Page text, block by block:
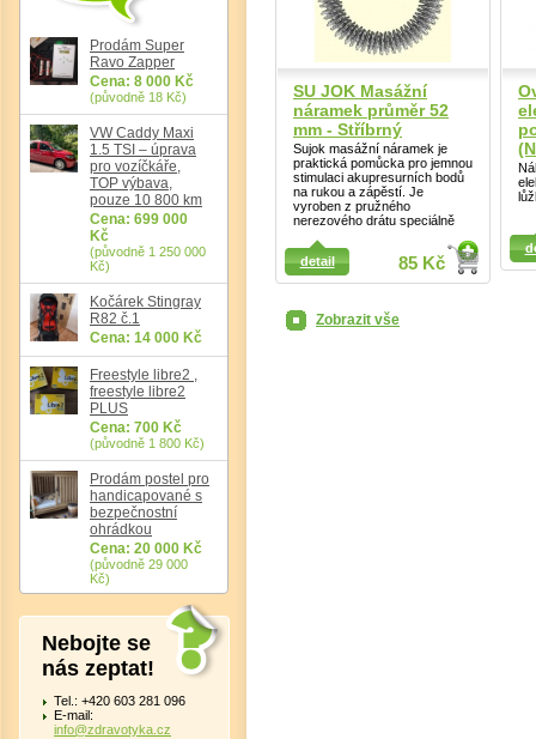
Prodám Super
Ravo Zapper
Cena: 8 000 Kč
(původně 18 Kč)
VW Caddy Maxi
1.5 TSI – úprava
pro vozíčkáře,
TOP výbava,
pouze 10 800 km
Cena: 699 000
Kč
(původně 1 250 000
Kč)
Kočárek Stingray
R82 č.1
Cena: 14 000 Kč
Freestyle libre2 ,
freestyle libre2
PLUS
Cena: 700 Kč
(původně 1 800 Kč)
Prodám postel pro
handicapované s
bezpečnostní
ohrádkou
Cena: 20 000 Kč
(původně 29 000
Kč)
Nebojte se
nás zeptat!
Tel.: +420 603 281 096
E-mail:
info@zdravotyka.cz
SU JOK Masážní
náramek průměr 52
mm - Stříbrný
Sujok masážní náramek je
praktická pomůcka pro jemnou
stimulaci akupresurních bodů
na rukou a zápěstí. Je
vyroben z pružného
nerezového drátu speciálně
85 Kč
detail
Detail
Zobrazit vše